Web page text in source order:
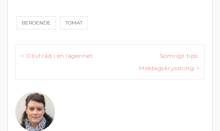
BEROENDE TOMAT
Inläggsnavigering
< Olivträd i en lägenhet
Somrigt tips:
Middagskryssning >